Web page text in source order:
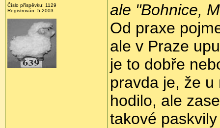
Číslo příspěvku: 1129
Registrován: 5-2003
ale "Bohnice,
Od praxe
ale v Praze
je to dobře
pravda je, že
hodilo, ale
takové